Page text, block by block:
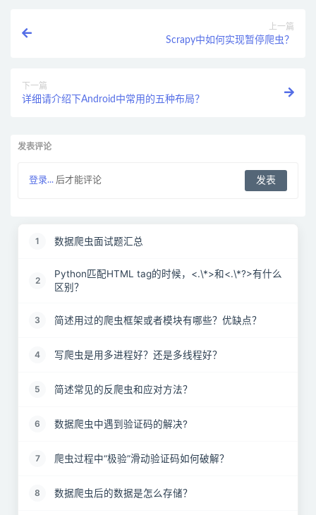
上一篇
Scrapy中如何实现暂停爬虫？
下一篇
详细请介绍下Android中常用的五种布局？
发表评论
登录... 后才能评论
1 数据爬虫面试题汇总
2
Python匹配HTML tag的时候，<.\*>和<.\*?>有什么
区别？
3 简述用过的爬虫框架或者模块有哪些？优缺点？
4 写爬虫是用多进程好？还是多线程好？
5 简述常见的反爬虫和应对方法？
6 数据爬虫中遇到验证码的解决?
7 爬虫过程中“极验”滑动验证码如何破解？
8 数据爬虫后的数据是怎么存储？